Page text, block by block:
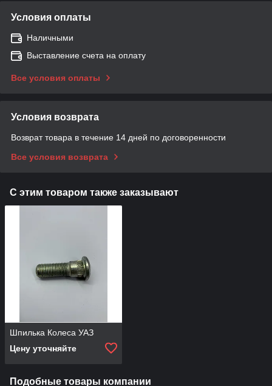
Условия оплаты
Наличными
Выставление счета на оплату
Все условия оплаты
Условия возврата
Возврат товара в течение 14 дней по договоренности
Все условия возврата
С этим товаром также заказывают
Шпилька Колеса УАЗ
Цену уточняйте
Подобные товары компании